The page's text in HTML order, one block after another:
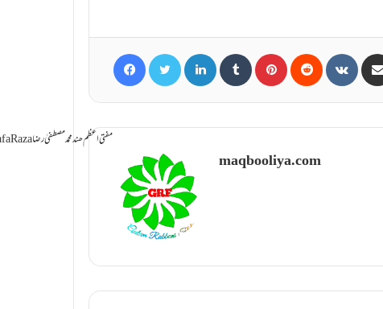
maqbooliya.com
سامانِ بخشش Mufti Azam Hind Muhammad Mustafa Raza مفتی اعظم ھند محمد مصطفیٰ رضا